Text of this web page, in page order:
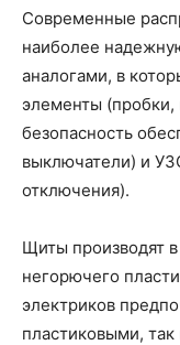
Современные
наиболее
аналогами, в
элементы (пробки,
безопасность
выключатели) и
отключения).
Щиты производят
негорючего
электриков
пластиковыми, так